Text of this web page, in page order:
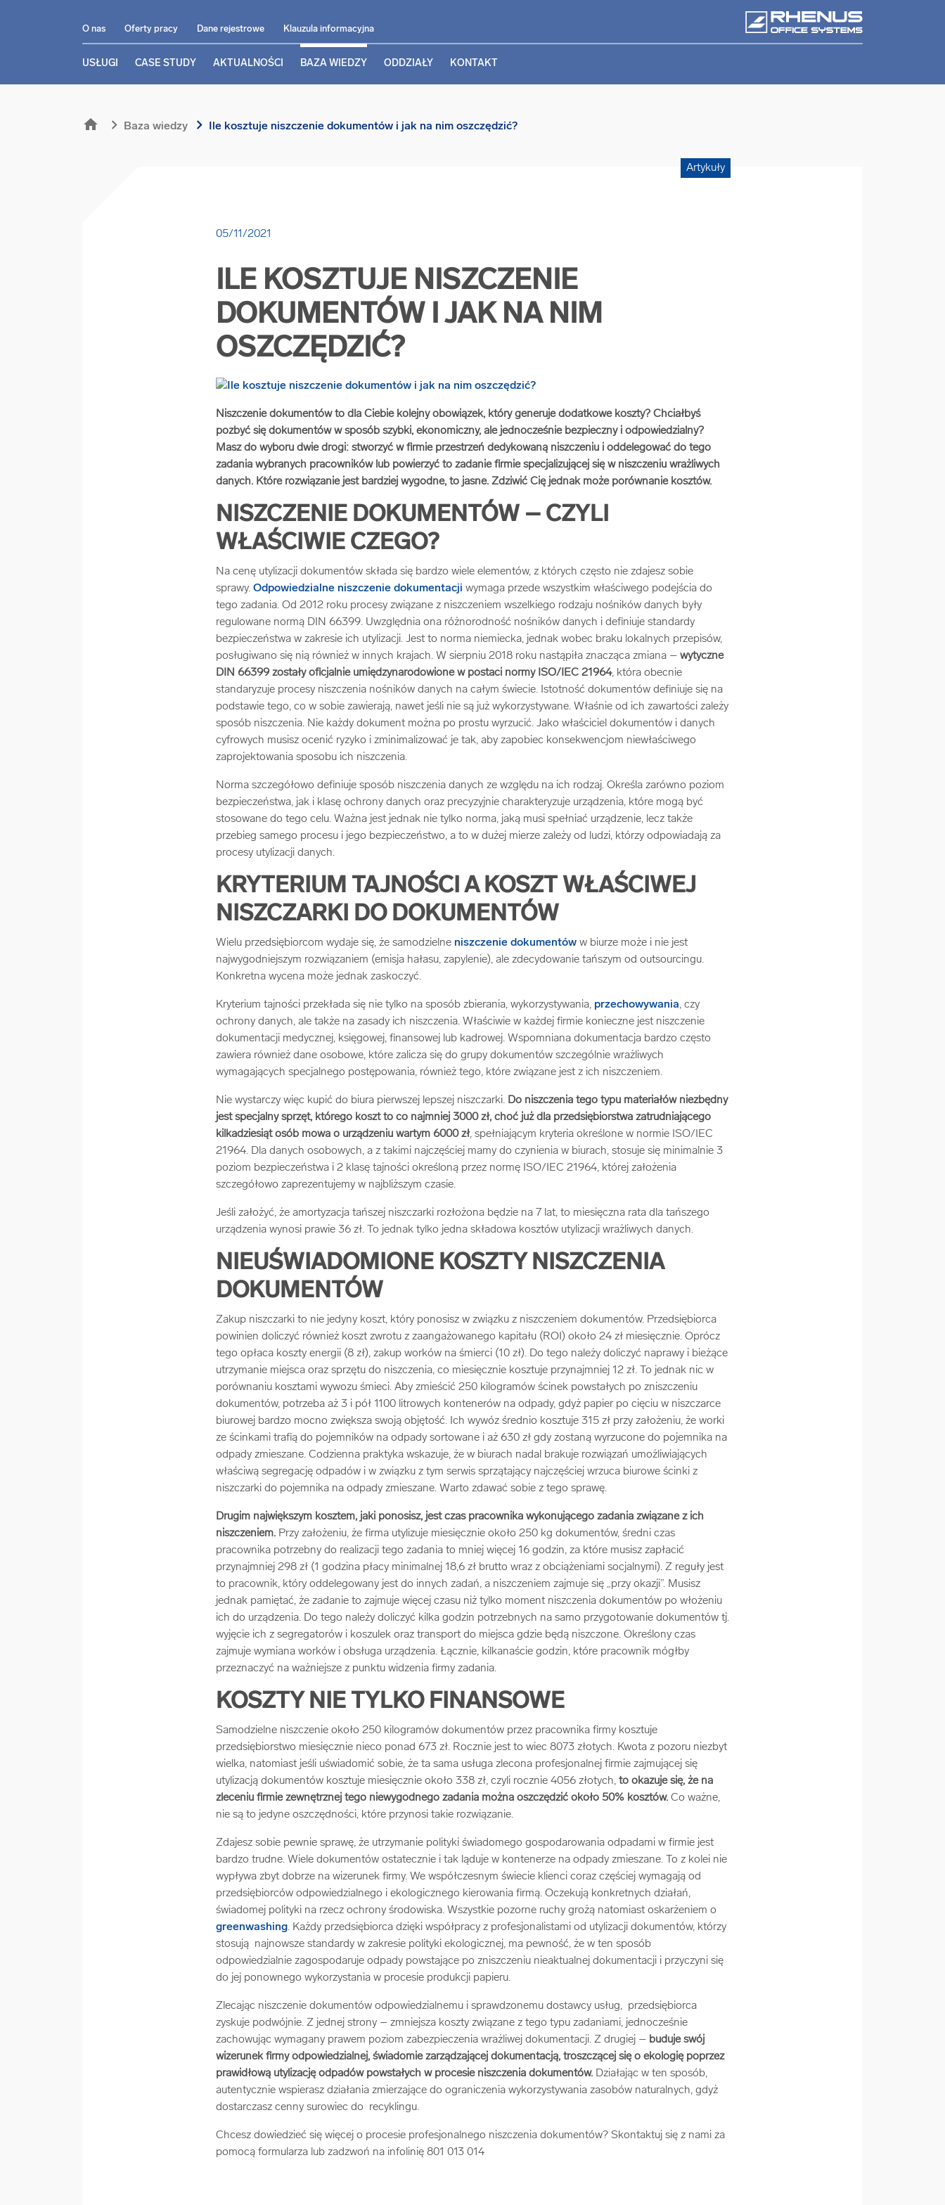
O nas Oferty pracy Dane rejestrowe Klauzula informacyjna
USŁUGI CASE STUDY AKTUALNOŚCI BAZA WIEDZY ODDZIAŁY KONTAKT
home chevron_right Baza wiedzy chevron_right Ile kosztuje niszczenie dokumentów i jak na nim oszczędzić?
Artykuły
05/11/2021
ILE KOSZTUJE NISZCZENIE
DOKUMENTÓW I JAK NA NIM
OSZCZĘDZIĆ?
Niszczenie dokumentów to dla Ciebie kolejny obowiązek, który generuje dodatkowe koszty? Chciałbyś
pozbyć się dokumentów w sposób szybki, ekonomiczny, ale jednocześnie bezpieczny i odpowiedzialny?
Masz do wyboru dwie drogi: stworzyć w firmie przestrzeń dedykowaną niszczeniu i oddelegować do tego
zadania wybranych pracowników lub powierzyć to zadanie firmie specjalizującej się w niszczeniu wrażliwych
danych. Które rozwiązanie jest bardziej wygodne, to jasne. Zdziwić Cię jednak może porównanie kosztów.
NISZCZENIE DOKUMENTÓW – CZYLI
WŁAŚCIWIE CZEGO?
Na cenę utylizacji dokumentów składa się bardzo wiele elementów, z których często nie zdajesz sobie
sprawy. Odpowiedzialne niszczenie dokumentacji wymaga przede wszystkim właściwego podejścia do
tego zadania. Od 2012 roku procesy związane z niszczeniem wszelkiego rodzaju nośników danych były
regulowane normą DIN 66399. Uwzględnia ona różnorodność nośników danych i definiuje standardy
bezpieczeństwa w zakresie ich utylizacji. Jest to norma niemiecka, jednak wobec braku lokalnych przepisów,
posługiwano się nią również w innych krajach. W sierpniu 2018 roku nastąpiła znacząca zmiana – wytyczne
DIN 66399 zostały oficjalnie umiędzynarodowione w postaci normy ISO/IEC 21964, która obecnie
standaryzuje procesy niszczenia nośników danych na całym świecie. Istotność dokumentów definiuje się na
podstawie tego, co w sobie zawierają, nawet jeśli nie są już wykorzystywane. Właśnie od ich zawartości zależy
sposób niszczenia. Nie każdy dokument można po prostu wyrzucić. Jako właściciel dokumentów i danych
cyfrowych musisz ocenić ryzyko i zminimalizować je tak, aby zapobiec konsekwencjom niewłaściwego
zaprojektowania sposobu ich niszczenia.
Norma szczegółowo definiuje sposób niszczenia danych ze względu na ich rodzaj. Określa zarówno poziom
bezpieczeństwa, jak i klasę ochrony danych oraz precyzyjnie charakteryzuje urządzenia, które mogą być
stosowane do tego celu. Ważna jest jednak nie tylko norma, jaką musi spełniać urządzenie, lecz także
przebieg samego procesu i jego bezpieczeństwo, a to w dużej mierze zależy od ludzi, którzy odpowiadają za
procesy utylizacji danych.
KRYTERIUM TAJNOŚCI A KOSZT WŁAŚCIWEJ
NISZCZARKI DO DOKUMENTÓW
Wielu przedsiębiorcom wydaje się, że samodzielne niszczenie dokumentów w biurze może i nie jest
najwygodniejszym rozwiązaniem (emisja hałasu, zapylenie), ale zdecydowanie tańszym od outsourcingu.
Konkretna wycena może jednak zaskoczyć.
Kryterium tajności przekłada się nie tylko na sposób zbierania, wykorzystywania, przechowywania, czy
ochrony danych, ale także na zasady ich niszczenia. Właściwie w każdej firmie konieczne jest niszczenie
dokumentacji medycznej, księgowej, finansowej lub kadrowej. Wspomniana dokumentacja bardzo często
zawiera również dane osobowe, które zalicza się do grupy dokumentów szczególnie wrażliwych
wymagających specjalnego postępowania, również tego, które związane jest z ich niszczeniem.
Nie wystarczy więc kupić do biura pierwszej lepszej niszczarki. Do niszczenia tego typu materiałów niezbędny
jest specjalny sprzęt, którego koszt to co najmniej 3000 zł, choć już dla przedsiębiorstwa zatrudniającego
kilkadziesiąt osób mowa o urządzeniu wartym 6000 zł, spełniającym kryteria określone w normie ISO/IEC
21964. Dla danych osobowych, a z takimi najczęściej mamy do czynienia w biurach, stosuje się minimalnie 3
poziom bezpieczeństwa i 2 klasę tajności określoną przez normę ISO/IEC 21964, której założenia
szczegółowo zaprezentujemy w najbliższym czasie.
Jeśli założyć, że amortyzacja tańszej niszczarki rozłożona będzie na 7 lat, to miesięczna rata dla tańszego
urządzenia wynosi prawie 36 zł. To jednak tylko jedna składowa kosztów utylizacji wrażliwych danych.
NIEUŚWIADOMIONE KOSZTY NISZCZENIA
DOKUMENTÓW
Zakup niszczarki to nie jedyny koszt, który ponosisz w związku z niszczeniem dokumentów. Przedsiębiorca
powinien doliczyć również koszt zwrotu z zaangażowanego kapitału (ROI) około 24 zł miesięcznie. Oprócz
tego opłaca koszty energii (8 zł), zakup worków na śmierci (10 zł). Do tego należy doliczyć naprawy i bieżące
utrzymanie miejsca oraz sprzętu do niszczenia, co miesięcznie kosztuje przynajmniej 12 zł. To jednak nic w
porównaniu kosztami wywozu śmieci. Aby zmieścić 250 kilogramów ścinek powstałych po zniszczeniu
dokumentów, potrzeba aż 3 i pół 1100 litrowych kontenerów na odpady, gdyż papier po cięciu w niszczarce
biurowej bardzo mocno zwiększa swoją objętość. Ich wywóz średnio kosztuje 315 zł przy założeniu, że worki
ze ścinkami trafią do pojemników na odpady sortowane i aż 630 zł gdy zostaną wyrzucone do pojemnika na
odpady zmieszane. Codzienna praktyka wskazuje, że w biurach nadal brakuje rozwiązań umożliwiających
właściwą segregację odpadów i w związku z tym serwis sprzątający najczęściej wrzuca biurowe ścinki z
niszczarki do pojemnika na odpady zmieszane. Warto zdawać sobie z tego sprawę.
Drugim największym kosztem, jaki ponosisz, jest czas pracownika wykonującego zadania związane z ich
niszczeniem. Przy założeniu, że firma utylizuje miesięcznie około 250 kg dokumentów, średni czas
pracownika potrzebny do realizacji tego zadania to mniej więcej 16 godzin, za które musisz zapłacić
przynajmniej 298 zł (1 godzina płacy minimalnej 18,6 zł brutto wraz z obciążeniami socjalnymi). Z reguły jest
to pracownik, który oddelegowany jest do innych zadań, a niszczeniem zajmuje się „przy okazji”. Musisz
jednak pamiętać, że zadanie to zajmuje więcej czasu niż tylko moment niszczenia dokumentów po włożeniu
ich do urządzenia. Do tego należy doliczyć kilka godzin potrzebnych na samo przygotowanie dokumentów tj.
wyjęcie ich z segregatorów i koszulek oraz transport do miejsca gdzie będą niszczone. Określony czas
zajmuje wymiana worków i obsługa urządzenia. Łącznie, kilkanaście godzin, które pracownik mógłby
przeznaczyć na ważniejsze z punktu widzenia firmy zadania.
KOSZTY NIE TYLKO FINANSOWE
Samodzielne niszczenie około 250 kilogramów dokumentów przez pracownika firmy kosztuje
przedsiębiorstwo miesięcznie nieco ponad 673 zł. Rocznie jest to wiec 8073 złotych. Kwota z pozoru niezbyt
wielka, natomiast jeśli uświadomić sobie, że ta sama usługa zlecona profesjonalnej firmie zajmującej się
utylizacją dokumentów kosztuje miesięcznie około 338 zł, czyli rocznie 4056 złotych, to okazuje się, że na
zleceniu firmie zewnętrznej tego niewygodnego zadania można oszczędzić około 50% kosztów. Co ważne,
nie są to jedyne oszczędności, które przynosi takie rozwiązanie.
Zdajesz sobie pewnie sprawę, że utrzymanie polityki świadomego gospodarowania odpadami w firmie jest
bardzo trudne. Wiele dokumentów ostatecznie i tak ląduje w kontenerze na odpady zmieszane. To z kolei nie
wypływa zbyt dobrze na wizerunek firmy. We współczesnym świecie klienci coraz częściej wymagają od
przedsiębiorców odpowiedzialnego i ekologicznego kierowania firmą. Oczekują konkretnych działań,
świadomej polityki na rzecz ochrony środowiska. Wszystkie pozorne ruchy grożą natomiast oskarżeniem o
greenwashing. Każdy przedsiębiorca dzięki współpracy z profesjonalistami od utylizacji dokumentów, którzy
stosują najnowsze standardy w zakresie polityki ekologicznej, ma pewność, że w ten sposób
odpowiedzialnie zagospodaruje odpady powstające po zniszczeniu nieaktualnej dokumentacji i przyczyni się
do jej ponownego wykorzystania w procesie produkcji papieru.
Zlecając niszczenie dokumentów odpowiedzialnemu i sprawdzonemu dostawcy usług, przedsiębiorca
zyskuje podwójnie. Z jednej strony – zmniejsza koszty związane z tego typu zadaniami, jednocześnie
zachowując wymagany prawem poziom zabezpieczenia wrażliwej dokumentacji. Z drugiej – buduje swój
wizerunek firmy odpowiedzialnej, świadomie zarządzającej dokumentacją, troszczącej się o ekologię poprzez
prawidłową utylizację odpadów powstałych w procesie niszczenia dokumentów. Działając w ten sposób,
autentycznie wspierasz działania zmierzające do ograniczenia wykorzystywania zasobów naturalnych, gdyż
dostarczasz cenny surowiec do recyklingu.
Chcesz dowiedzieć się więcej o procesie profesjonalnego niszczenia dokumentów? Skontaktuj się z nami za
pomocą formularza lub zadzwoń na infolinię 801 013 014